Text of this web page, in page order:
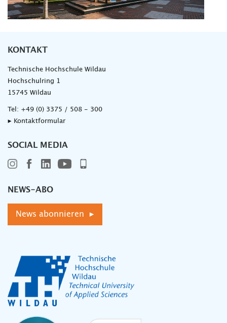
KONTAKT
Technische Hochschule Wildau
Hochschulring 1
15745 Wildau
Tel: +49 (0) 3375 / 508 - 300
▸ Kontaktformular
SOCIAL MEDIA
NEWS-ABO
News abonnieren ▸